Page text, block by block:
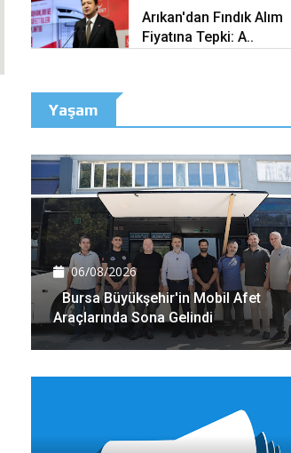
Arıkan'dan Fındık Alım
Fiyatına Tepki: A..
Yaşam
06/08/2026
Bursa Büyükşehir'in Mobil Afet
Araçlarında Sona Gelindi